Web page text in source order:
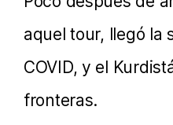
aquel tour, llegó la
COVID, y el
fronteras.